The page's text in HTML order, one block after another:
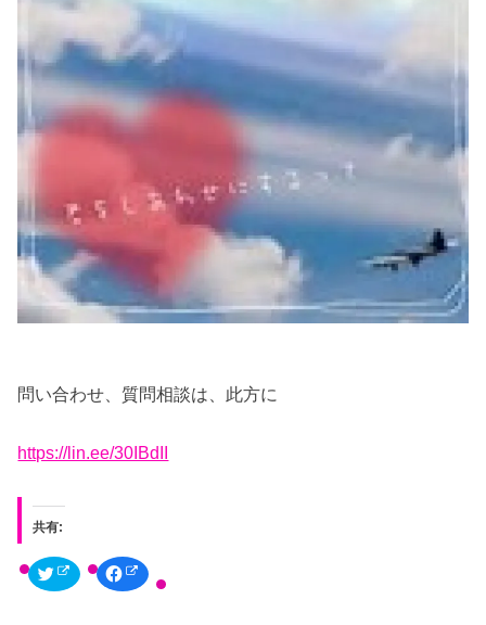
問い合わせ、質問相談は、此方に
https://lin.ee/30IBdII
共有:
ク
ッ
F
c